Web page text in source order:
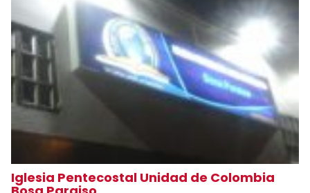
Iglesia Pentecostal Unidad de Colombia